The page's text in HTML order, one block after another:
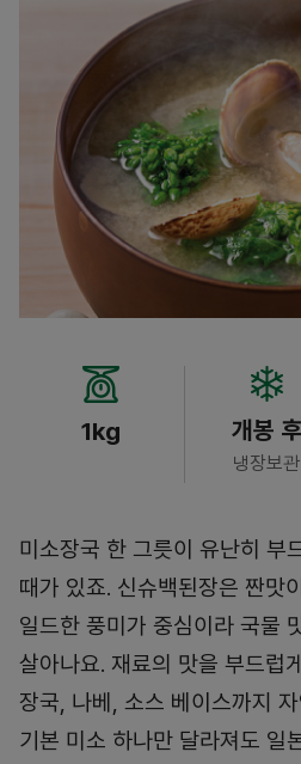
1kg 개봉 후
냉장보관
미소장국 한 그릇이 유난히 부
때가 있죠. 신슈백된장은 짠맛
일드한 풍미가 중심이라 국물
살아나요. 재료의 맛을 부드럽
장국, 나베, 소스 베이스까지
기본 미소 하나만 달라져도 일